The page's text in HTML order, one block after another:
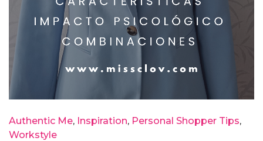
Authentic Me Inspiration Personal Shopper Tips
Workstyle